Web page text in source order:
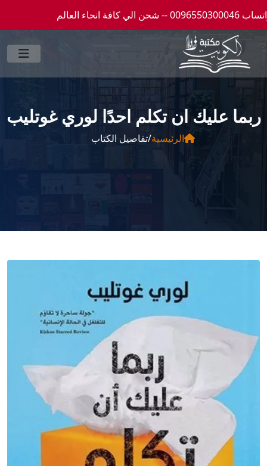
ربما عليك ان تكلم احدًا لوري غوتليب
الرئيسية/تفاصيل الكتاب